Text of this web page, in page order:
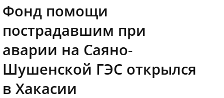
Фонд помощи
пострадавшим при
аварии на Саяно-
Шушенской ГЭС открылся
в Хакасии